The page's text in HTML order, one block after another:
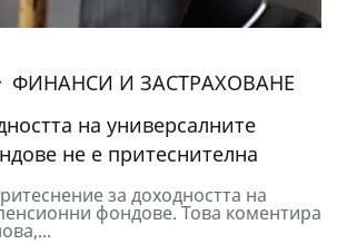
ФИНАНСИ И ЗАСТРАХОВАНЕ
на универсалните
не е притеснителна
за доходността на
фондове. Това коментира